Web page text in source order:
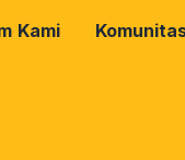
Kami